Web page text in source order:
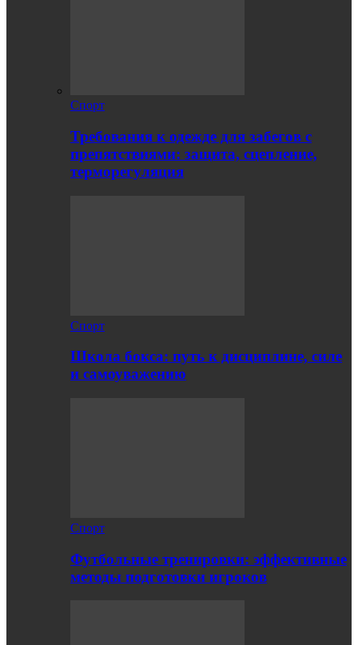
Спорт
Требования к одежде для забегов с
препятствиями: защита, сцепление,
терморегуляция
Спорт
Школа бокса: путь к дисциплине, силе
и самоуважению
Спорт
Футбольные тренировки: эффективные
методы подготовки игроков